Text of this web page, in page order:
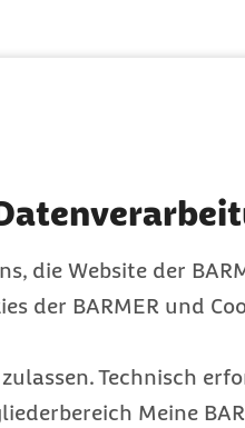
die Website der
der BARMER und
Technisch
Meine
(DHV).
kostenfrei